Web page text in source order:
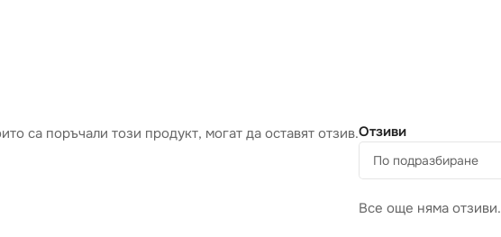
Отзиви
Все още няма отзиви.
са поръчали този продукт, могат да оставят отзив.